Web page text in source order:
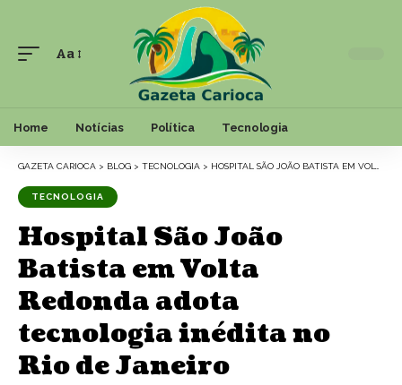
Font
Aa
Home Notícias Política Tecnologia
GAZETA CARIOCA > BLOG > TECNOLOGIA > HOSPITAL SÃO JOÃO BATISTA EM VOLTA REDONDA ADOTA TECNOLOGIA INÉDITA NO RIO DE JANEIRO
TECNOLOGIA
Hospital São João
Batista em Volta
Redonda adota
tecnologia inédita no
Rio de Janeiro